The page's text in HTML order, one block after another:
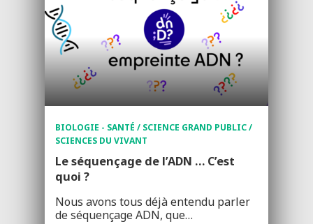
BIOLOGIE - SANTÉ / SCIENCE GRAND PUBLIC /
SCIENCES DU VIVANT
Le séquençage de l’ADN … C’est
quoi ?
Nous avons tous déjà entendu parler
de séquençage ADN, que…